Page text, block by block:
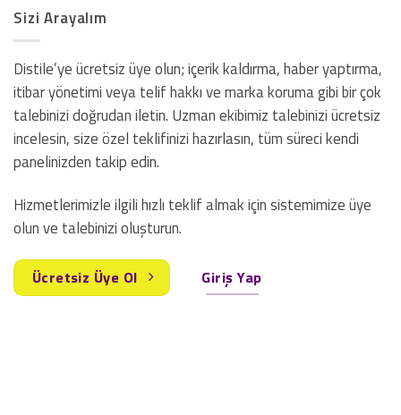
Sizi Arayalım
Distile’ye ücretsiz üye olun; içerik kaldırma, haber yaptırma,
itibar yönetimi veya telif hakkı ve marka koruma gibi bir çok
talebinizi doğrudan iletin. Uzman ekibimiz talebinizi ücretsiz
incelesin, size özel teklifinizi hazırlasın, tüm süreci kendi
panelinizden takip edin.
Hizmetlerimizle ilgili hızlı teklif almak için sistemimize üye
olun ve talebinizi oluşturun.
Ücretsiz Üye Ol Giriş Yap